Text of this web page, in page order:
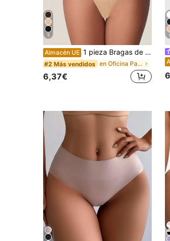
5
Almacén UE 1 pieza Bragas de cintura alta sin costuras con control de abdomen, ropa interior moldeadora, bragas moldeadoras para mujer, moldeador corporal, entrenador de cintura, faja moldeadora, bragas tipo funda
#2 Más vendidos en Oficina Pantalones moldeadores para mujer
6,37€